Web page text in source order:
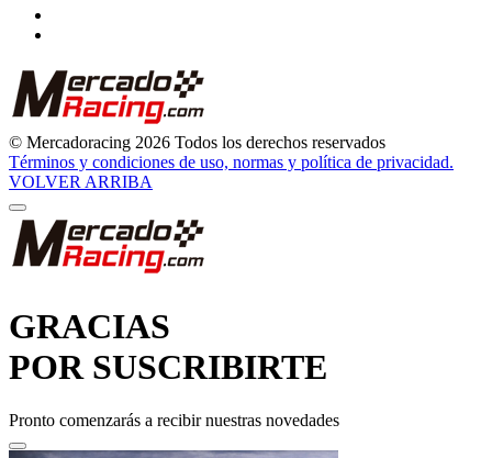
© Mercadoracing 2026 Todos los derechos reservados
Términos y condiciones de uso, normas y política de privacidad.
VOLVER ARRIBA
GRACIAS
POR SUSCRIBIRTE
Pronto comenzarás a recibir nuestras novedades